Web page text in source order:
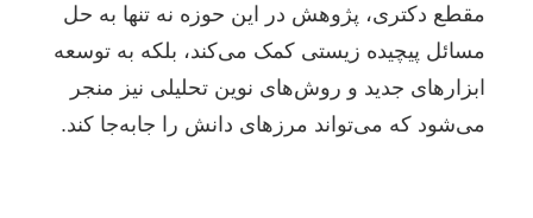
مقطع دکتری، پژوهش در این حوزه نه تنها به حل
مسائل پیچیده زیستی کمک می‌کند، بلکه به توسعه
ابزارهای جدید و روش‌های نوین تحلیلی نیز منجر
می‌شود که می‌تواند مرزهای دانش را جابه‌جا کند.